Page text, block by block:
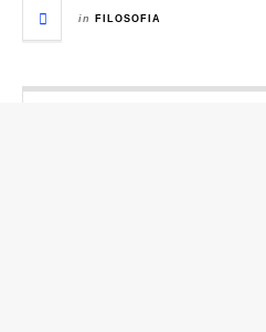
in FILOSOFIA